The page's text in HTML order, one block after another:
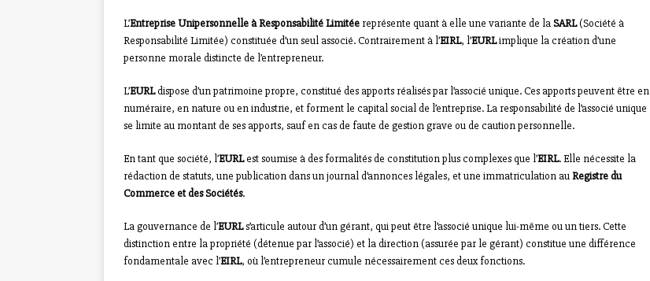
L’Entreprise Unipersonnelle à Responsabilité Limitée représente quant à elle une variante de laSARL(Société à
Responsabilité Limitée) constituée d’un seul associé. Contrairement à l’EIRL, l’EURLimplique la création d’une
personne morale distincte de l’entrepreneur.
L’EURLdispose d’un patrimoine propre, constitué des apports réalisés par l’associé unique. Ces apports peuvent être en
numéraire, en nature ou en industrie, et forment le capital social de l’entreprise. La responsabilité de l’associé unique
se limite au montant de ses apports, sauf en cas de faute de gestion grave ou de caution personnelle.
En tant que société, l’EURLest soumise à des formalités de constitution plus complexes que l’EIRL. Elle nécessite la
rédaction de statuts, une publication dans un journal d’annonces légales, et une immatriculation auRegistre du
Commerce et des Sociétés.
La gouvernance de l’EURLs’articule autour d’un gérant, qui peut être l’associé unique lui-même ou un tiers. Cette
distinction entre la propriété (détenue par l’associé) et la direction (assurée par le gérant) constitue une différence
fondamentale avec l’EIRL, où l’entrepreneur cumule nécessairement ces deux fonctions.